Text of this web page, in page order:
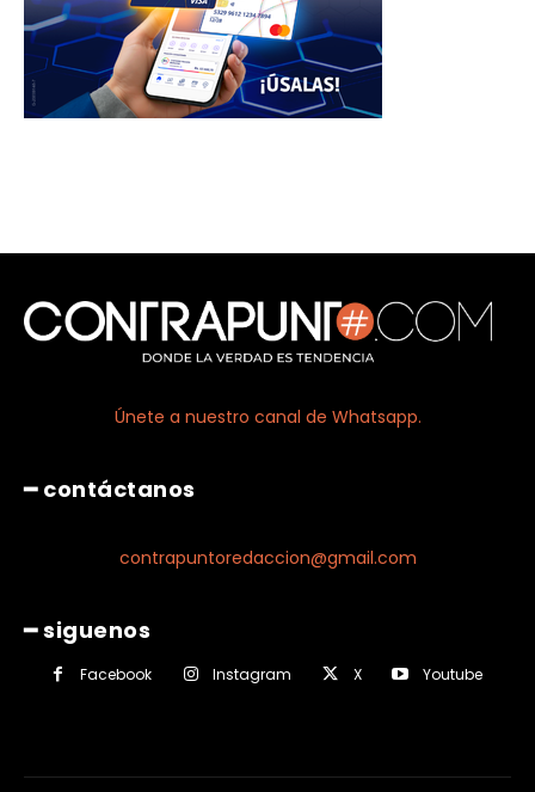
Únete a nuestro canal de Whatsapp.
━ contáctanos
contrapuntoredaccion@gmail.com
━ siguenos
Facebook Instagram X Youtube